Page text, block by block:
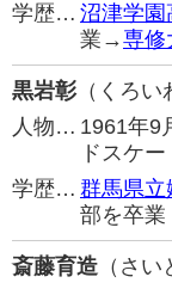
学歴… 沼津学園
業→専修
黒岩彰（くろい
人物… 1961年9
ドスケ
学歴… 群馬県立
部を卒業
斎藤育造 （さ